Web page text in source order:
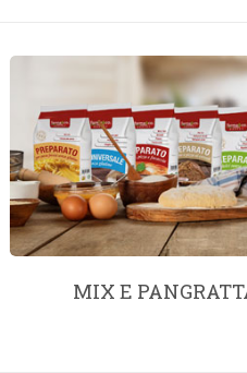
MIX E